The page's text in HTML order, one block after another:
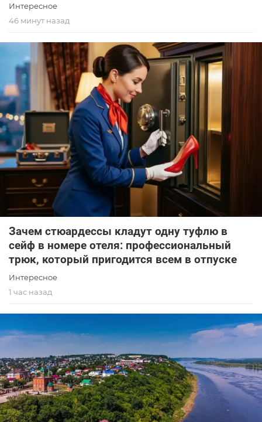
Интересное
46 минут назад
Зачем стюардессы кладут одну туфлю в
сейф в номере отеля: профессиональный
трюк, который пригодится всем в отпуске
Интересное
1 час назад